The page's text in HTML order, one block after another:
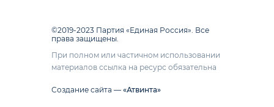
©2019-2023 Партия «Единая Россия». Все
права защищены.
При полном или частичном использовании
материалов ссылка на ресурс обязательна
Создание сайта — «Атвинта»